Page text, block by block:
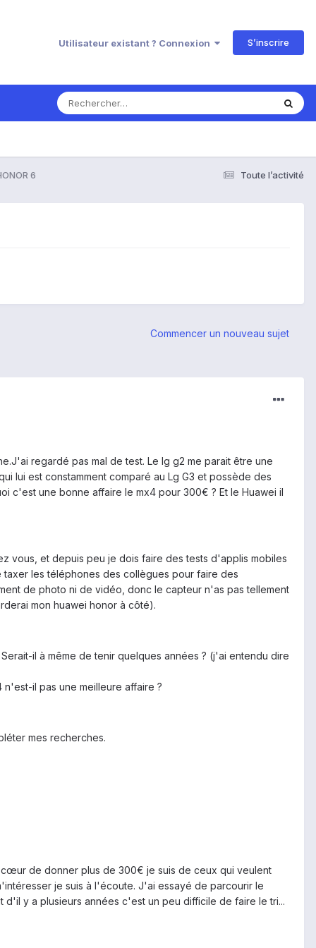
Utilisateur existant ? Connexion S’inscrire
Toute l’activité
6
Commencer un nouveau sujet
regardé pas mal de test. Le lg g2 me parait être une
lui est constamment comparé au Lg G3 et possède des
c'est une bonne affaire le mx4 pour 300€ ? Et le Huawei il
vous, et depuis peu je dois faire des tests d'applis mobiles
les téléphones des collègues pour faire des
de photo ni de vidéo, donc le capteur n'as pas tellement
mon huawei honor à côté).
il à même de tenir quelques années ? (j'ai entendu dire
il pas une meilleure affaire ?
mes recherches.
de donner plus de 300€ je suis de ceux qui veulent
je suis à l'écoute. J'ai essayé de parcourir le
y a plusieurs années c'est un peu difficile de faire le tri...